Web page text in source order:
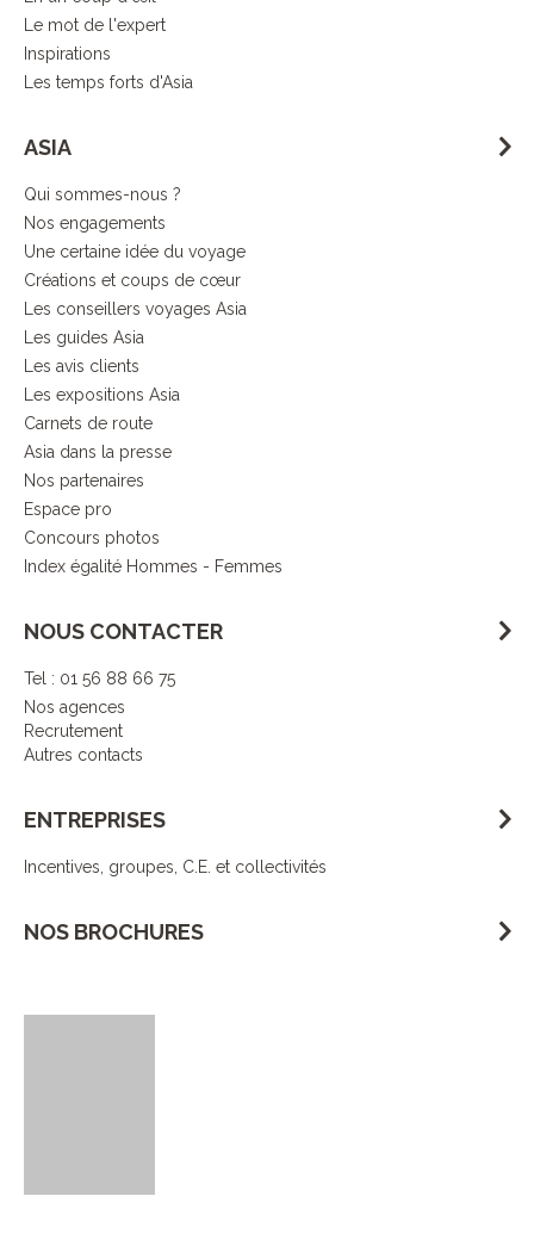
Le mot de l'expert
Inspirations
Les temps forts d'Asia
ASIA
Qui sommes-nous ?
Nos engagements
Une certaine idée du voyage
Créations et coups de cœur
Les conseillers voyages Asia
Les guides Asia
Les avis clients
Les expositions Asia
Carnets de route
Asia dans la presse
Nos partenaires
Espace pro
Concours photos
Index égalité Hommes - Femmes
NOUS CONTACTER
Tel : 01 56 88 66 75
Nos agences
Recrutement
Autres contacts
ENTREPRISES
Incentives, groupes, C.E. et collectivités
NOS BROCHURES